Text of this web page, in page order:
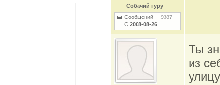
Собачий гуру
Сообщений 9387
С 2008-08-26
Ты
из